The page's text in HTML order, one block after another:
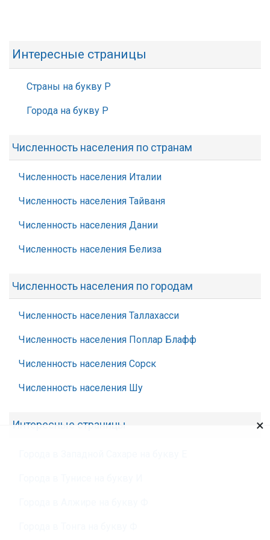
Интересные страницы
Страны на букву Р
Города на букву Р
Численность населения по странам
Численность населения Италии
Численность населения Тайваня
Численность населения Дании
Численность населения Белиза
Численность населения по городам
Численность населения Таллахасси
Численность населения Поплар Блафф
Численность населения Сорск
Численность населения Шу
Интересные страницы ×